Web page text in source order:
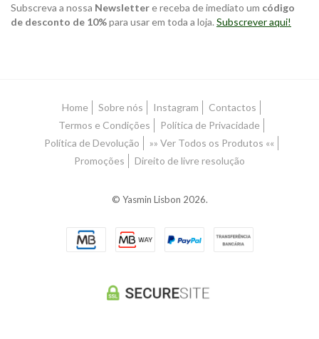
Subscreva a nossa Newslettere receba de imediato um código
de desconto de 10%para usar em toda a loja. Subscrever aqui!
Home Sobre nós Instagram
Contactos
Termos e Condições
Política de Privacidade
Política de Devolução
»» Ver Todos os Produtos ««
Promoções
Direito de livre resolução
© Yasmin Lisbon 2026.